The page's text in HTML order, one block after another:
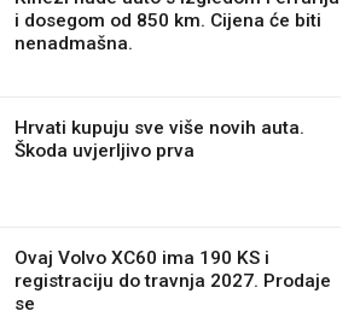
i dosegom od 850 km. Cijena će biti
nenadmašna.
Hrvati kupuju sve više novih auta.
Škoda uvjerljivo prva
Ovaj Volvo XC60 ima 190 KS i
registraciju do travnja 2027. Prodaje
se